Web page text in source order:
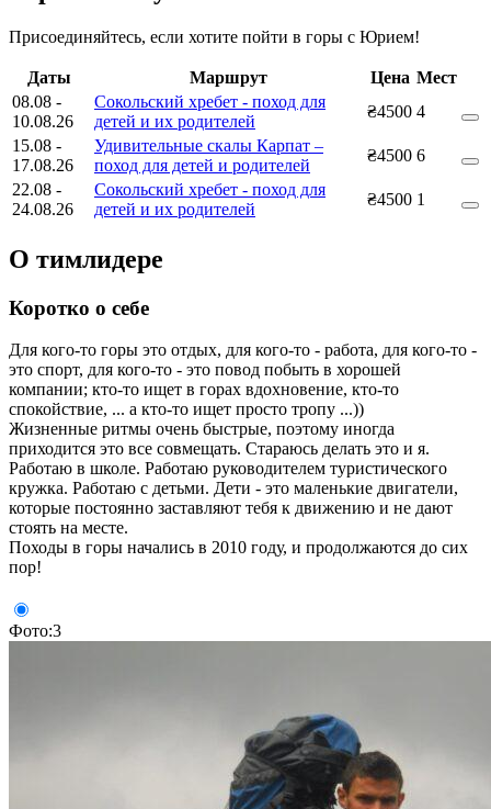
Присоединяйтесь, если хотите пойти в горы с Юрием!
Даты Маршрут Цена Мест
08.08 -
10.08.26
Сокольский хребет - поход для
детей и их родителей
₴4500 4
15.08 -
17.08.26
Удивительные скалы Карпат –
поход для детей и родителей
₴4500 6
22.08 -
24.08.26
Сокольский хребет - поход для
детей и их родителей
₴4500 1
О тимлидере
Коротко о себе
Для кого-то горы это отдых, для кого-то - работа, для кого-то -
это спорт, для кого-то - это повод побыть в хорошей
компании; кто-то ищет в горах вдохновение, кто-то
спокойствие, ... а кто-то ищет просто тропу ...))
Жизненные ритмы очень быстрые, поэтому иногда
приходится это все совмещать. Стараюсь делать это и я.
Работаю в школе. Работаю руководителем туристического
кружка. Работаю с детьми. Дети - это маленькие двигатели,
которые постоянно заставляют тебя к движению и не дают
стоять на месте.
Походы в горы начались в 2010 году, и продолжаются до сих
пор!
Фото:3